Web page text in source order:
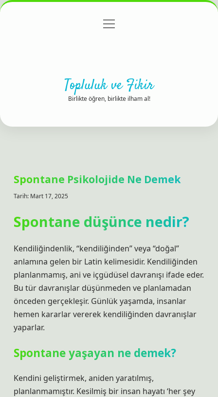
Gizlilik Politikası
menüyü
Topluluk ve Fikir
Birlikte öğren, birlikte ilham al!
Spontane Psikolojide Ne Demek
Tarih: Mart 17, 2025
Spontane düşünce nedir?
Kendiliğindenlik, “kendiliğinden” veya “doğal”
anlamına gelen bir Latin kelimesidir. Kendiliğinden
planlanmamış, ani ve içgüdüsel davranışı ifade eder.
Bu tür davranışlar düşünmeden ve planlamadan
önceden gerçekleşir. Günlük yaşamda, insanlar
hemen kararlar vererek kendiliğinden davranışlar
yaparlar.
Spontane yaşayan ne demek?
Kendini geliştirmek, aniden yaratılmış,
planlanmamıştır. Kesilmiş bir insan hayatı ‘her şey